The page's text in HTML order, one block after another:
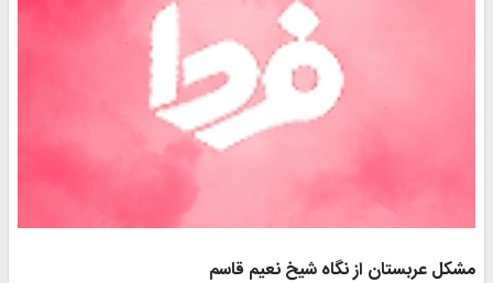
مشکل عربستان از نگاه شیخ نعیم قاسم